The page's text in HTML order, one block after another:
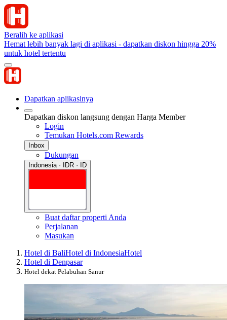
Beralih ke aplikasi
Hemat lebih banyak lagi di aplikasi - dapatkan diskon hingga 20%
untuk hotel tertentu
Dapatkan aplikasinya
Dapatkan diskon langsung dengan Harga Member
Login
Temukan Hotels.com Rewards
Inbox
Dukungan
Indonesia · IDR · ID
Buat daftar properti Anda
Perjalanan
Masukan
Hotel di BaliHotel di IndonesiaHotel
Hotel di Denpasar
Hotel dekat Pelabuhan Sanur